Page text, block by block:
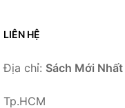
LIÊN HỆ
Địa chỉ: Sách Mới Nhất
Tp.HCM